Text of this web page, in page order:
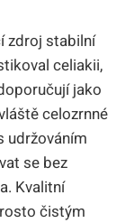
zdroj stabilní
celiakii,
jako
celozrnné
udržováním
se bez
Kvalitní
čistým